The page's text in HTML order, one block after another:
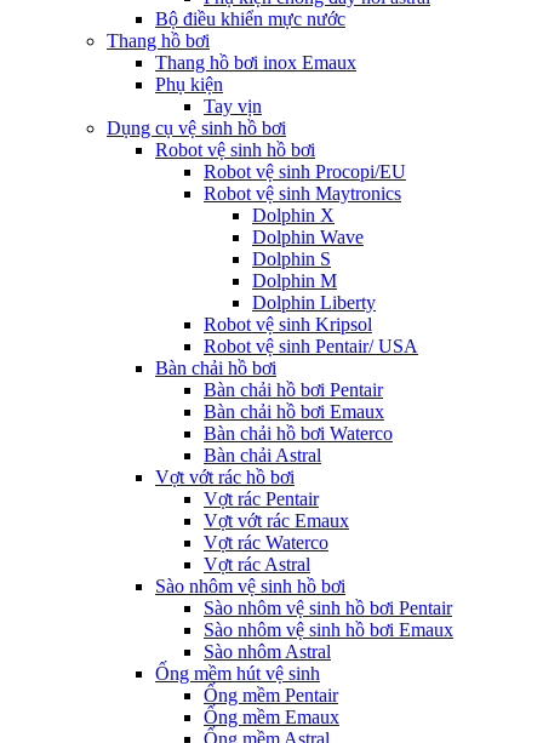
Bộ điều khiển mực nước
Thang hồ bơi
Thang hồ bơi inox Emaux
Phụ kiện
Tay vịn
Dụng cụ vệ sinh hồ bơi
Robot vệ sinh hồ bơi
Robot vệ sinh Procopi/EU
Robot vệ sinh Maytronics
Dolphin X
Dolphin Wave
Dolphin S
Dolphin M
Dolphin Liberty
Robot vệ sinh Kripsol
Robot vệ sinh Pentair/ USA
Bàn chải hồ bơi
Bàn chải hồ bơi Pentair
Bàn chải hồ bơi Emaux
Bàn chải hồ bơi Waterco
Bàn chải Astral
Vợt vớt rác hồ bơi
Vợt rác Pentair
Vợt vớt rác Emaux
Vợt rác Waterco
Vợt rác Astral
Sào nhôm vệ sinh hồ bơi
Sào nhôm vệ sinh hồ bơi Pentair
Sào nhôm vệ sinh hồ bơi Emaux
Sào nhôm Astral
Ống mềm hút vệ sinh
Ống mềm Pentair
Ống mềm Emaux
Ống mềm Astral